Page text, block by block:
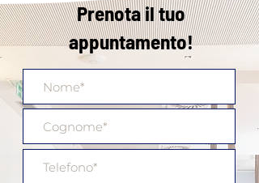
Prenota il tuo
appuntamento!